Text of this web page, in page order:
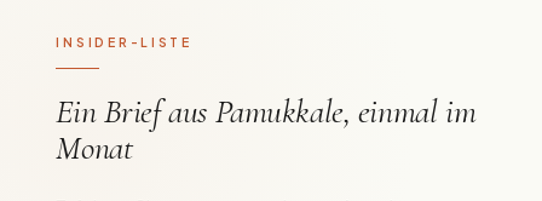
INSIDER-LISTE
Ein Brief aus Pamukkale, einmal im
Monat